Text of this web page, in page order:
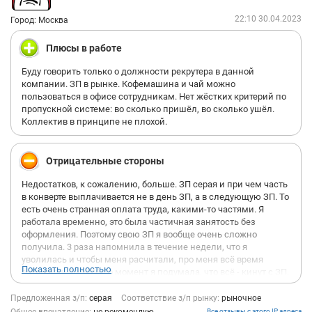
Город: Москва 22:10 30.04.2023
Плюсы в работе
Буду говорить только о должности рекрутера в данной
компании. ЗП в рынке. Кофемашина и чай можно
пользоваться в офисе сотрудникам. Нет жёстких критерий по
пропускной системе: во сколько пришёл, во сколько ушёл.
Коллектив в принципе не плохой.
Отрицательные стороны
Недостатков, к сожалению, больше. ЗП серая и при чем часть
в конверте выплачивается не в день ЗП, а в следующую ЗП. То
есть очень странная оплата труда, какими-то частями. Я
работала временно, это была частичная занятость без
оформления. Поэтому свою ЗП я вообще очень сложно
получила. 3 раза напомнила в течение недели, что я
уволилась и чтобы меня расчитали, про меня всё время
забывали. В какой-то момент я подумала, что всё - кинут с ЗП,
пришлось очень сильно давить на кадровика, чтобы вопрос
был в конце концов решён. Обедов бесплатных нет для
офисных сотрудников. Честно говоря сложилось впечатление,
Показать полностью
Предложенная з/п: серая Соответствие з/п рынку: рыночное